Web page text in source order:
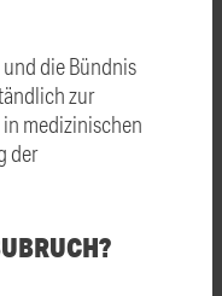
die Bündnis
zur
medizinischen
der